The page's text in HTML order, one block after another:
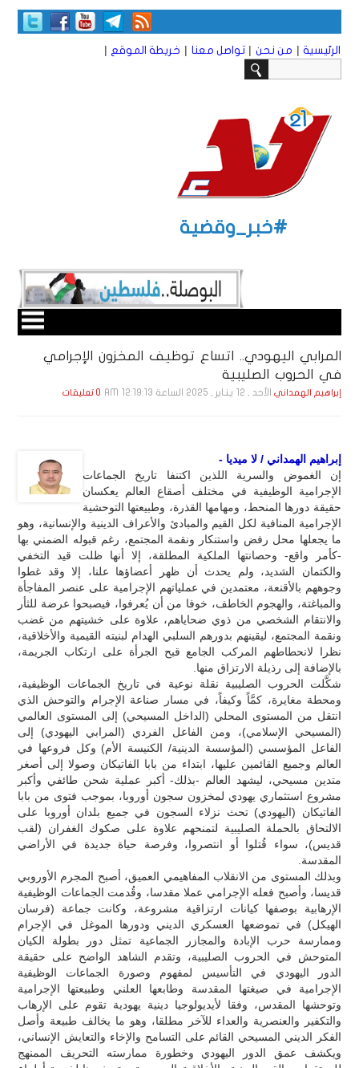
الرئيسية | من نحن | تواصل معنا | خريطة الموقع |
#خبر_وقضية
المرابي اليهودي.. اتساع توظيف المخزون الإجرامي
في الحروب الصليبية
إبراهيم الهمداني الأحد , 12 يـنـاير , 2025 الساعة 12:19:13 AM 0 تعليقات
إبراهيم الهمداني / لا ميديا -
إن الغموض والسرية اللذين اكتنفا تاريخ الجماعات
الإجرامية الوظيفية في مختلف أصقاع العالم يعكسان
حقيقة دورها المنحط، ومهامها القذرة، وطبيعتها التوحشية
الإجرامية المنافية لكل القيم والمبادئ والأعراف الدينية والإنسانية، وهو
ما يجعلها محل رفض واستنكار ونقمة المجتمع، رغم قبوله الضمني بها
-كأمر واقع- وحصانتها الملكية المطلقة، إلا أنها ظلت قيد التخفي
والكتمان الشديد، ولم يحدث أن ظهر أعضاؤها علنا، إلا وقد غطوا
وجوههم بالأقنعة، معتمدين في عملياتهم الإجرامية على عنصر المفاجأة
والمباغتة، والهجوم الخاطف، خوفا من أن يُعرفوا، فيصبحوا عرضة للثأر
والانتقام الشخصي من ذوي ضحاياهم، علاوة على خشيتهم من غضب
ونقمة المجتمع، ليقينهم بدورهم السلبي الهدام لبنيته القيمية والأخلاقية،
نظرا لانحطاطهم المركب الجامع قبح الجرأة على ارتكاب الجريمة،
بالإضافة إلى رذيلة الارتزاق منها.
شكَّلت الحروب الصليبية نقلة نوعية في تاريخ الجماعات الوظيفية،
ومحطة مغايرة، كمَّاً وكيفاً، في مسار صناعة الإجرام والتوحش الذي
انتقل من المستوى المحلي (الداخل المسيحي) إلى المستوى العالمي
(المسيحي الإسلامي)، ومن الفاعل الفردي (المرابي اليهودي) إلى
الفاعل المؤسسي (المؤسسة الدينية/ الكنيسة الأم) وكل فروعها في
العالم وجميع القائمين عليها، ابتداء من بابا الفاتيكان وصولا إلى أصغر
متدين مسيحي، ليشهد العالم -بذلك- أكبر عملية شحن طائفي وأكبر
مشروع استثماري يهودي لمخزون سجون أوروبا، بموجب فتوى من بابا
الفاتيكان (اليهودي) تحث نزلاء السجون في جميع بلدان أوروبا على
الالتحاق بالحملة الصليبية لتمنحهم علاوة على صكوك الغفران (لقب
قديس)، سواء قُتلوا أو انتصروا، وفرصة حياة جديدة في الأراضي
المقدسة.
وبذلك المستوى من الانقلاب المفاهيمي العميق، أصبح المجرم الأوروبي
قديسا، وأصبح فعله الإجرامي عملا مقدسا، وقُدمت الجماعات الوظيفية
الإرهابية بوصفها كيانات ارتزاقية مشروعة، وكانت جماعة (فرسان
الهيكل) في تموضعها العسكري الديني ودورها الموغل في الإجرام
وممارسة حرب الإبادة والمجازر الجماعية تمثل دور بطولة الكيان
المتوحش في الحروب الصليبية، وتقدم الشاهد الواضح على حقيقة
الدور اليهودي في التأسيس لمفهوم وصورة الجماعات الوظيفية
الإجرامية في صيغتها المقدسة وطابعها العلني وطبيعتها الإجرامية
وتوحشها المقدس، وفقا لأيديولوجيا دينية يهودية تقوم على الإرهاب
والتكفير والعنصرية والعداء للآخر مطلقا، وهو ما يخالف طبيعة وأصل
الفكر الديني المسيحي القائم على التسامح والإخاء والتعايش الإنساني،
ويكشف عمق الدور اليهودي وخطورة ممارسته التحريف الممنهج